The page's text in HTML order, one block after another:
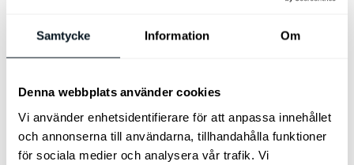
Samtycke Information Om
Denna webbplats använder cookies
Vi använder enhetsidentifierare för att anpassa innehållet
och annonserna till användarna, tillhandahålla funktioner
för sociala medier och analysera vår trafik. Vi